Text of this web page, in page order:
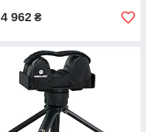
4 962 ₴